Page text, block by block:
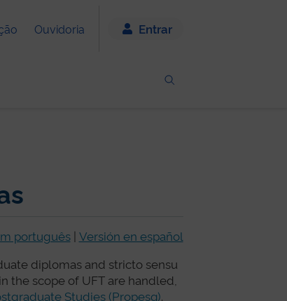
Ouvidoria Entrar
português| Versión en español
diplomas and stricto sensu
scope of UFT are handled,
Studies (Propesq).